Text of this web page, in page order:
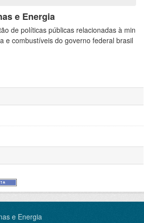
e Energia
de políticas públicas relacionadas à min
e combustíveis do governo federal brasil
e Energia